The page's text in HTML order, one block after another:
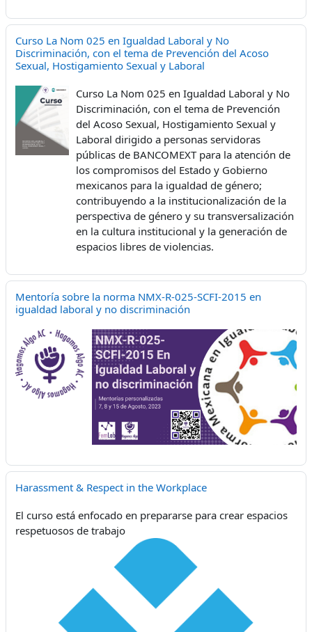
Curso La Nom 025 en Igualdad Laboral y No
Discriminación, con el tema de Prevención del Acoso
Sexual, Hostigamiento Sexual y Laboral
Curso La Nom 025 en Igualdad Laboral y No
Discriminación, con el tema de Prevención
del Acoso Sexual, Hostigamiento Sexual y
Laboral dirigido a personas servidoras
públicas de BANCOMEXT para la atención de
los compromisos del Estado y Gobierno
mexicanos para la igualdad de género;
contribuyendo a la institucionalización de la
perspectiva de género y su transversalización
en la cultura institucional y la generación de
espacios libres de violencias.
Mentoría sobre la norma NMX-R-025-SCFI-2015 en
igualdad laboral y no discriminación
Harassment & Respect in the Workplace
El curso está enfocado en prepararse para crear espacios
respetuosos de trabajo